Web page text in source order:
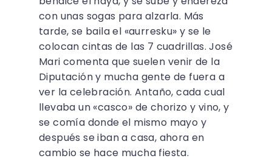
con unas sogas para alzarla. Más
tarde, se baila el «aurresku» y se le
colocan cintas de las 7 cuadrillas. José
Mari comenta que suelen venir de la
Diputación y mucha gente de fuera a
ver la celebración. Antaño, cada cual
llevaba un «casco» de chorizo y vino, y
se comía donde el mismo mayo y
después se iban a casa, ahora en
cambio se hace mucha fiesta.